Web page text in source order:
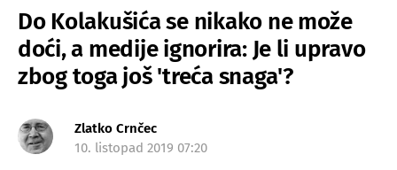
Do Kolakušića se nikako ne može
doći, a medije ignorira: Je li upravo
zbog toga još 'treća snaga'?
Zlatko Crnčec
10. listopad 2019 07:20